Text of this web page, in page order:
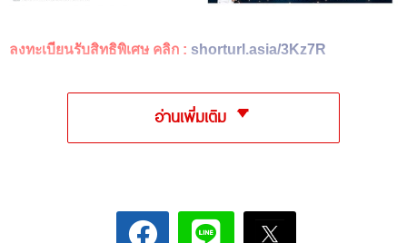
ลงทะเบียนรับสิทธิพิเศษ คลิก : shorturl.asia/3Kz7R
อ่านเพิ่มเติม